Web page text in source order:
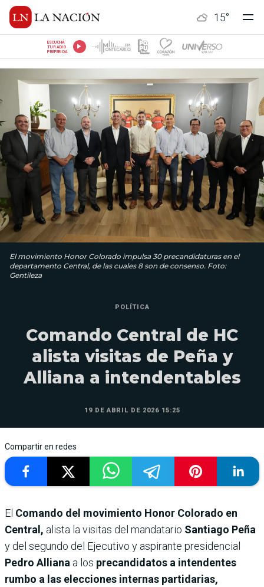
15°
ESCUCHÁ
TU RADIO
PREFERIDA
El movimiento Honor Colorado impulsa 30 precandidaturas en el
departamento Central, de las cuales 8 son de consenso. Foto:
Gentileza
POLÍTICA
Comando Central de HC
alista visitas de Peña y
Alliana a intendentables
19 DE ABRIL DE 2026 15:25
Compartir en redes
El Comando del movimiento Honor Colorado en
Central, alista la visitas del mandatario Santiago Peña
y del segundo del Ejecutivo y aspirante presidencial
Pedro Alliana a los precandidatos a intendentes
rumbo a las elecciones internas partidarias,